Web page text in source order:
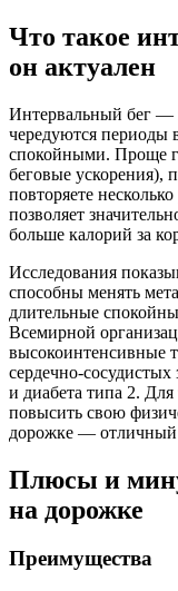
Что такое
он актуален
Интервальный бег —
чередуются периоды
спокойными. Проще
беговые ускорения),
повторяете
позволяет
больше калорий за
Исследования
способны менять
длительные
Всемирной
высокоинтенсивные
сердечно-
и диабета типа 2.
повысить свою
дорожке —
Плюсы и
на дорожке
Преимущества